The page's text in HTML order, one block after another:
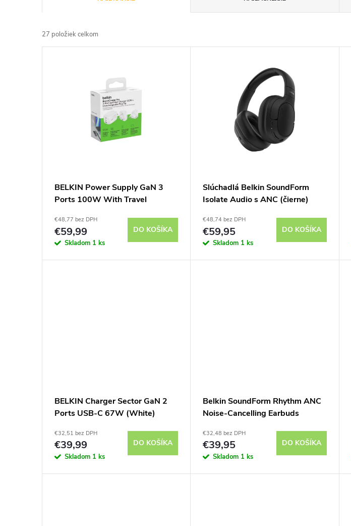
a
d
27 položiek celkom
d
BELKIN Power Supply GaN 3
Ports 100W With Travel
€48,77 bez DPH
€59,99
Skladom 1 ks
DO KOŠÍKA
Slúchadlá Belkin SoundForm
Isolate Audio s ANC (čierne)
€48,74 bez DPH
€59,95
Skladom 1 ks
DO KOŠÍKA
BELKIN Charger Sector GaN 2
Ports USB-C 67W (White)
€32,51 bez DPH
€39,99
Skladom 1 ks
DO KOŠÍKA
Belkin SoundForm Rhythm ANC
Noise-Cancelling Earbuds
€32,48 bez DPH
€39,95
Skladom 1 ks
DO KOŠÍKA